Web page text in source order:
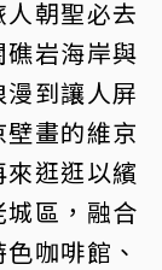
朝聖必去
岩海岸與
到讓人屏
畫的維京
逛逛以繽
區，融合
咖啡館、